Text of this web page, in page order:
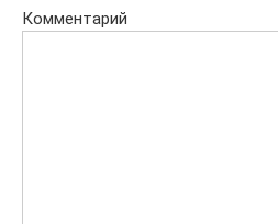
Комментарий